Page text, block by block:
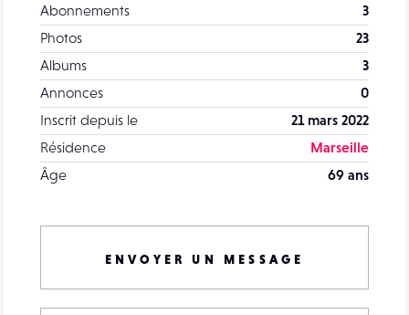
Abonnements
3
Photos
23
Albums
3
Annonces
0
Inscrit depuis le
21 mars 2022
Résidence
Marseille
Âge
69 ans
ENVOYER UN MESSAGE